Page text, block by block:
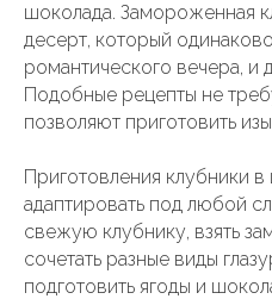
шоколада. Замороженная
десерт, который
романтического вечера, и
Подобные рецепты не
позволяют приготовить
Приготовления клубники
адаптировать под любой
свежую клубнику, взять
сочетать разные виды
подготовить ягоды и